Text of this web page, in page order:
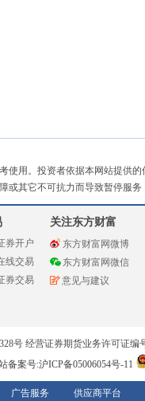
使用。投资者依据本网站提供
或其它不可抗力而导致暂停服
券开户
线交易
券交易
关注东方财富
东方财富网微博
东方财富网微信
意见与建议
号 经营证券期货业务许可证编
备案号:沪ICP备05006054号-11
广告服务 供应商平台